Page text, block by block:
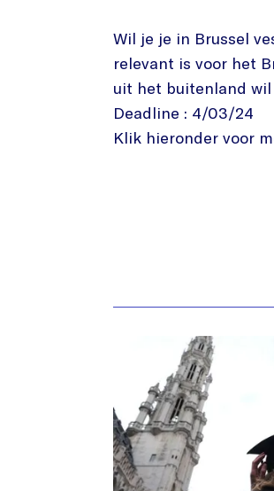
Wil je je in Brussel
relevant is voor het
uit het buitenland
Deadline : 4/03/24
Klik hieronder voor